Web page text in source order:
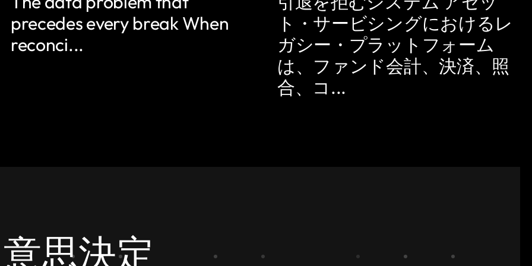
precedes every break When
reconci...
ト・サービシングにおけるレ
ガシー・プラットフォーム
は、ファンド会計、決済、照
合、コ...
思決定